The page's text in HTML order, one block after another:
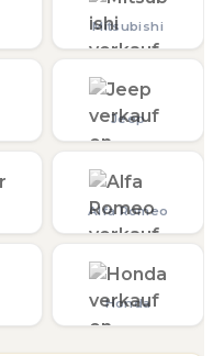
Mitsubishi
Jeep
Alfa Romeo
Honda